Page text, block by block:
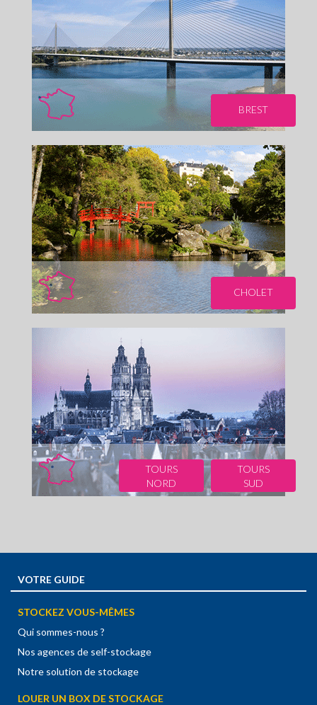
BREST
CHOLET
TOURS
NORD
TOURS
SUD
VOTRE GUIDE
STOCKEZ VOUS-MÊMES
Qui sommes-nous ?
Nos agences de self-stockage
Notre solution de stockage
LOUER UN BOX DE STOCKAGE